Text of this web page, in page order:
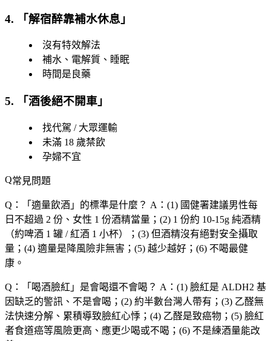
4. 「解宿醉靠補水休息 」
沒有特效解法
補水、電解質、睡眠
時間是良藥
5. 「酒後絕不開車 」
找代駕 / 大眾運輸
未滿 18 歲禁飲
孕婦不宜
常見問題
Q：「 適量飲酒 」的標準是什麼？ A：(1) 國健署建議男性每
日不超過 2 份、女性 1 份酒精當量；(2) 1 份約 10-15g 純酒精
（約啤酒 1 罐 / 紅酒 1 小杯）；(3) 但酒精沒有絕對安全攝取
量；(4) 適量是降風險非無害；(5) 越少越好；(6) 不喝最健
康。
Q：「 喝酒臉紅 」是會喝還不會喝？ A：(1) 臉紅是 ALDH2 基
因缺乏的警訊、不是會喝；(2) 約半數台灣人帶有；(3) 乙醛無
法快速分解、累積導致臉紅心悸；(4) 乙醛是致癌物；(5) 臉紅
者食道癌等風險更高、應更少喝或不喝；(6) 不是練酒量能改